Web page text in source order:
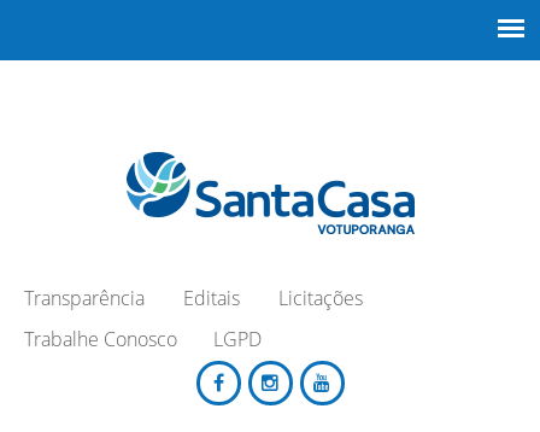
Transparência Editais
Licitações
Trabalhe Conosco
LGPD